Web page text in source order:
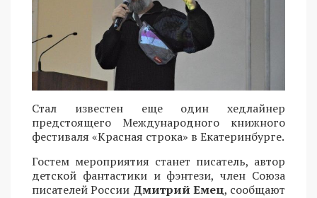
Стал известен еще один хедлайнер
предстоящего Международного книжного
фестиваля «Красная строка» в Екатеринбурге.
Гостем мероприятия станет писатель, автор
детской фантастики и фэнтези, член Союза
писателей России Дмитрий Емец, сообщают